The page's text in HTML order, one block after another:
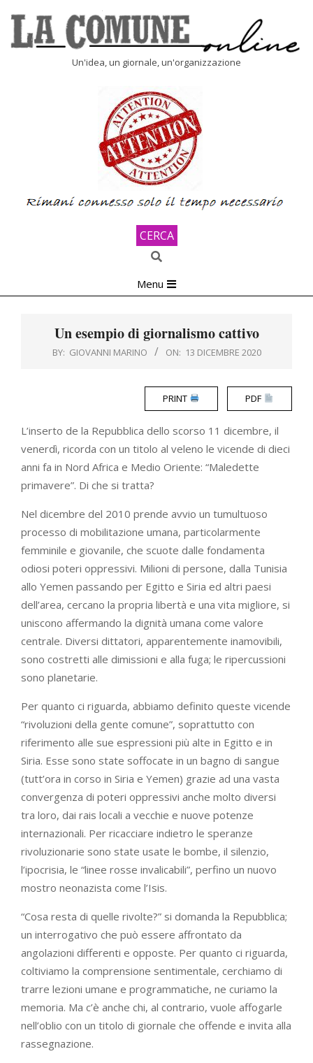
content
Un'idea, un giornale, un'organizzazione
CERCA
Search
Navigation
Menu
Un esempio di giornalismo cattivo
BY: GIOVANNI MARINO ON: 13 DICEMBRE 2020
PRINT PDF
L’inserto de la Repubblica dello scorso 11 dicembre, il
venerdì, ricorda con un titolo al veleno le vicende di dieci
anni fa in Nord Africa e Medio Oriente: “Maledette
primavere”. Di che si tratta?
Nel dicembre del 2010 prende avvio un tumultuoso
processo di mobilitazione umana, particolarmente
femminile e giovanile, che scuote dalle fondamenta
odiosi poteri oppressivi. Milioni di persone, dalla Tunisia
allo Yemen passando per Egitto e Siria ed altri paesi
dell’area, cercano la propria libertà e una vita migliore, si
uniscono affermando la dignità umana come valore
centrale. Diversi dittatori, apparentemente inamovibili,
sono costretti alle dimissioni e alla fuga; le ripercussioni
sono planetarie.
Per quanto ci riguarda, abbiamo definito queste vicende
“rivoluzioni della gente comune”, soprattutto con
riferimento alle sue espressioni più alte in Egitto e in
Siria. Esse sono state soffocate in un bagno di sangue
(tutt’ora in corso in Siria e Yemen) grazie ad una vasta
convergenza di poteri oppressivi anche molto diversi
tra loro, dai rais locali a vecchie e nuove potenze
internazionali. Per ricacciare indietro le speranze
rivoluzionarie sono state usate le bombe, il silenzio,
l’ipocrisia, le “linee rosse invalicabili”, perfino un nuovo
mostro neonazista come l’Isis.
“Cosa resta di quelle rivolte?” si domanda la Repubblica;
un interrogativo che può essere affrontato da
angolazioni differenti e opposte. Per quanto ci riguarda,
coltiviamo la comprensione sentimentale, cerchiamo di
trarre lezioni umane e programmatiche, ne curiamo la
memoria. Ma c’è anche chi, al contrario, vuole affogarle
nell’oblio con un titolo di giornale che offende e invita alla
rassegnazione.